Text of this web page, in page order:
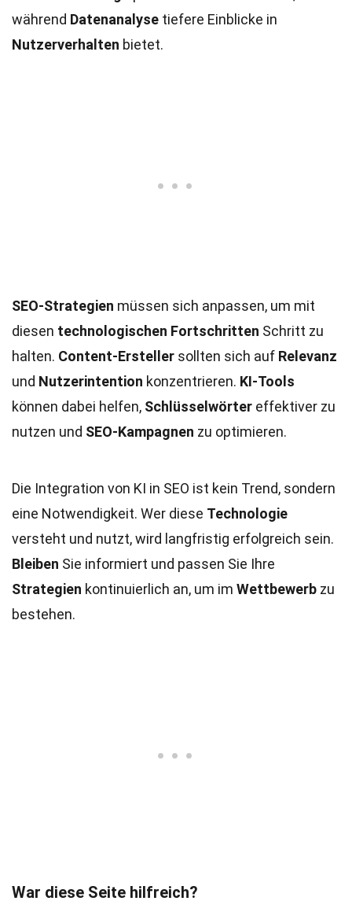
während Datenanalyse tiefere Einblicke in
Nutzerverhalten bietet.
SEO-Strategien müssen sich anpassen, um mit
diesen technologischen Fortschritten Schritt zu
halten. Content-Ersteller sollten sich auf Relevanz
und Nutzerintention konzentrieren. KI-Tools
können dabei helfen, Schlüsselwörter effektiver zu
nutzen und SEO-Kampagnen zu optimieren.
Die Integration von KI in SEO ist kein Trend, sondern
eine Notwendigkeit. Wer diese Technologie
versteht und nutzt, wird langfristig erfolgreich sein.
Bleiben Sie informiert und passen Sie Ihre
Strategien kontinuierlich an, um im Wettbewerb zu
bestehen.
War diese Seite hilfreich?